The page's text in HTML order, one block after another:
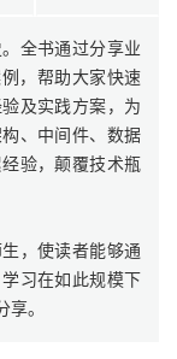
全书通过分享业
，帮助大家快速
及实践方案，为
、中间件、数据
验，颠覆技术瓶
，使读者能够通
习在如此规模下
。